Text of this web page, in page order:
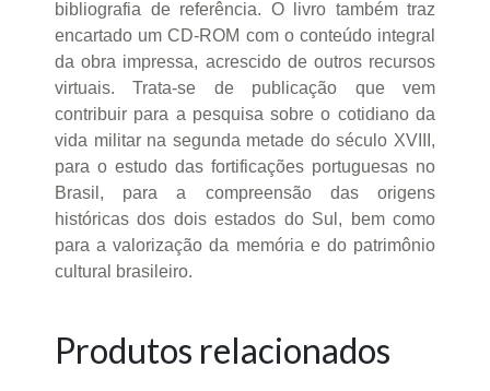
bibliografia de referência. O livro também traz
encartado um CD-ROM com o conteúdo integral
da obra impressa, acrescido de outros recursos
virtuais. Trata-se de publicação que vem
contribuir para a pesquisa sobre o cotidiano da
vida militar na segunda metade do século XVIII,
para o estudo das fortificações portuguesas no
Brasil, para a compreensão das origens
históricas dos dois estados do Sul, bem como
para a valorização da memória e do patrimônio
cultural brasileiro.
Produtos relacionados